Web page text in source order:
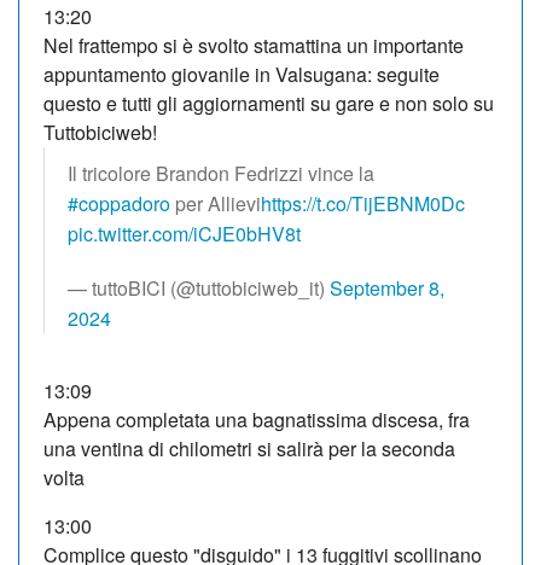
13:20
Nel frattempo si è svolto stamattina un importante
appuntamento giovanile in Valsugana: seguite
questo e tutti gli aggiornamenti su gare e non solo su
Tuttobiciweb!
Il tricolore Brandon Fedrizzi vince la
#coppadoro per Allievihttps://t.co/TijEBNM0Dc
pic.twitter.com/iCJE0bHV8t
— tuttoBICI (@tuttobiciweb_it) September 8,
2024
13:09
Appena completata una bagnatissima discesa, fra
una ventina di chilometri si salirà per la seconda
volta
13:00
Complice questo "disguido" i 13 fuggitivi scollinano